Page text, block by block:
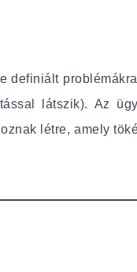
definiált
látszik). Az
létre, amely